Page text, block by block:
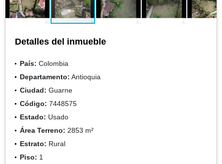
Detalles del inmueble
País: Colombia
Departamento: Antioquia
Ciudad: Guarne
Código: 7448575
Estado: Usado
Área Terreno: 2853 m²
Estrato: Rural
Piso: 1